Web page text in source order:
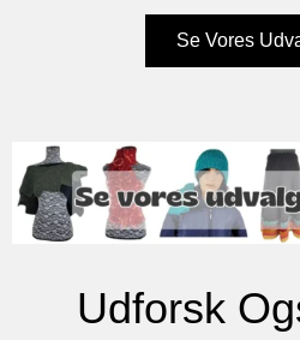
Se Vores
Udforsk